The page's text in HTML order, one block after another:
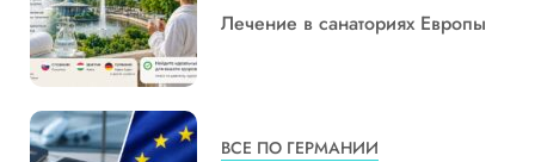
Лечение в санаториях Европы
ВСЕ ПО ГЕРМАНИИ